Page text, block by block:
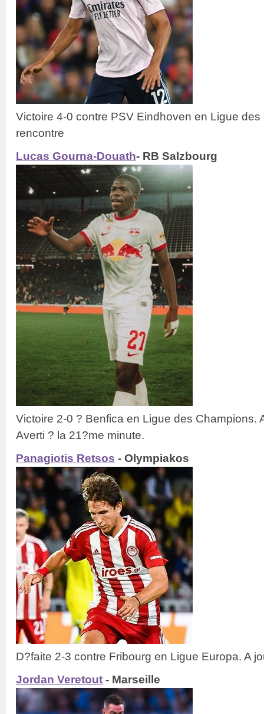
Victoire 4-0 contre PSV Eindhoven en Ligue
rencontre
Lucas Gourna-Douath- RB Salzbourg
Victoire 2-0 ? Benfica en Ligue des Champions.
Averti ? la 21?me minute.
Panagiotis Retsos - Olympiakos
D?faite 2-3 contre Fribourg en Ligue Europa. A
Jordan Veretout - Marseille